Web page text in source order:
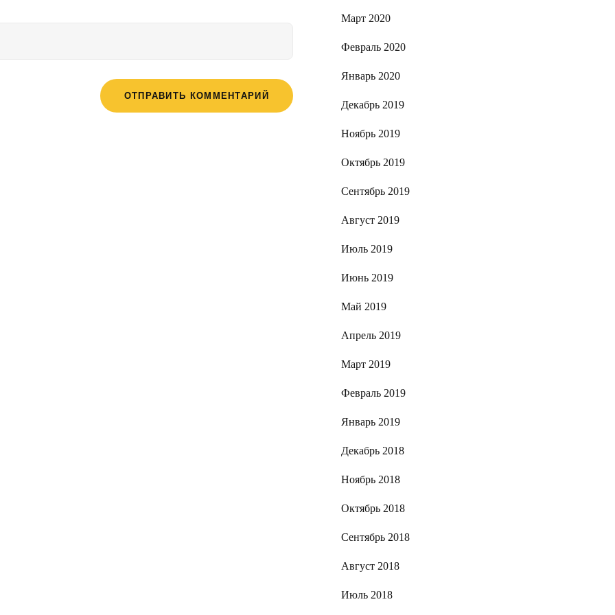
Март 2020
Февраль 2020
Январь 2020
Декабрь 2019
Ноябрь 2019
Октябрь 2019
Сентябрь 2019
Август 2019
Июль 2019
Июнь 2019
Май 2019
Апрель 2019
Март 2019
Февраль 2019
Январь 2019
Декабрь 2018
Ноябрь 2018
Октябрь 2018
Сентябрь 2018
Август 2018
Июль 2018